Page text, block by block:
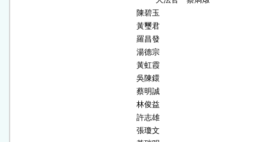
                                                                    陳碧玉
                                                                    黃璽君
                                                                    羅昌發
                                                                    湯德宗
                                                                    黃虹霞
                                                                    吳陳鐶
                                                                    蔡明誠
                                                                    林俊益
                                                                    許志雄
                                                                    張瓊文